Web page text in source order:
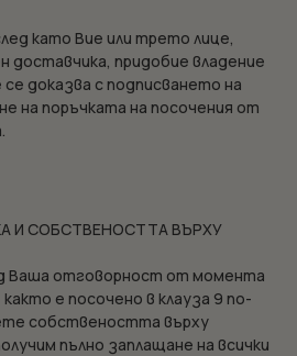
като Вие или трето лице,
доставчика, придобие владение
доказва с подписването на
на поръчката на посочения от
И СОБСТВЕНОСТТА ВЪРХУ
Ваша отговорност от момента
е посочено в клауза 9 по-
собствеността върху
пълно заплащане на всички